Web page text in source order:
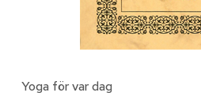
Yoga för var dag